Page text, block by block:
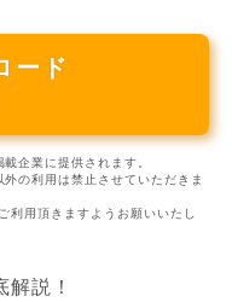
ード
企業に提供されます。
の利用は禁止させていただきま
利用頂きますようお願いいたし
説！